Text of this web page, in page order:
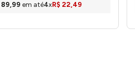
89,99 em até4xR$ 22,49